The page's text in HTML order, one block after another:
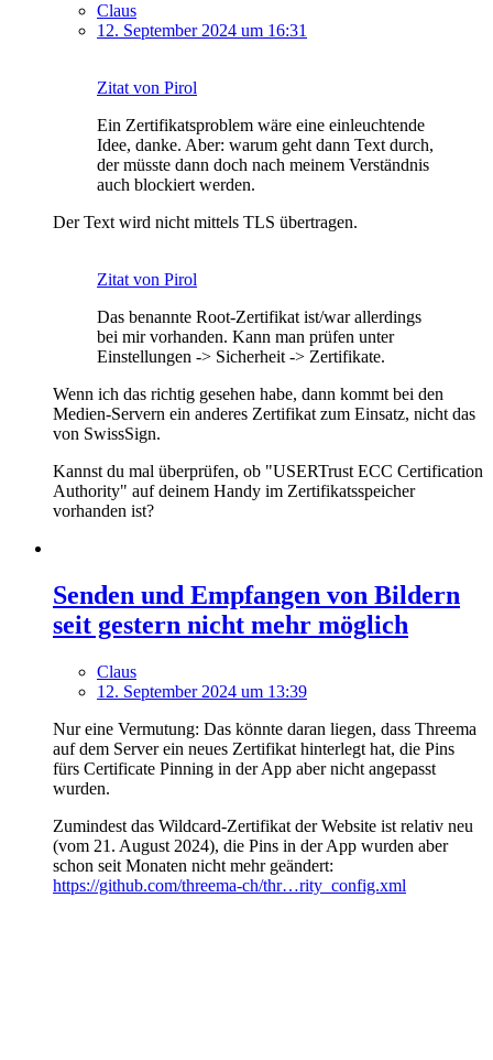
Claus
12. September 2024 um 16:31
Zitat von Pirol
Ein Zertifikatsproblem wäre eine einleuchtende
Idee, danke. Aber: warum geht dann Text durch,
der müsste dann doch nach meinem Verständnis
auch blockiert werden.
Der Text wird nicht mittels TLS übertragen.
Zitat von Pirol
Das benannte Root-Zertifikat ist/war allerdings
bei mir vorhanden. Kann man prüfen unter
Einstellungen -> Sicherheit -> Zertifikate.
Wenn ich das richtig gesehen habe, dann kommt bei den
Medien-Servern ein anderes Zertifikat zum Einsatz, nicht das
von SwissSign.
Kannst du mal überprüfen, ob "USERTrust ECC Certification
Authority" auf deinem Handy im Zertifikatsspeicher
vorhanden ist?
Senden und Empfangen von Bildern
seit gestern nicht mehr möglich
Claus
12. September 2024 um 13:39
Nur eine Vermutung: Das könnte daran liegen, dass Threema
auf dem Server ein neues Zertifikat hinterlegt hat, die Pins
fürs Certificate Pinning in der App aber nicht angepasst
wurden.
Zumindest das Wildcard-Zertifikat der Website ist relativ neu
(vom 21. August 2024), die Pins in der App wurden aber
schon seit Monaten nicht mehr geändert:
https://github.com/threema-ch/thr…rity_config.xml